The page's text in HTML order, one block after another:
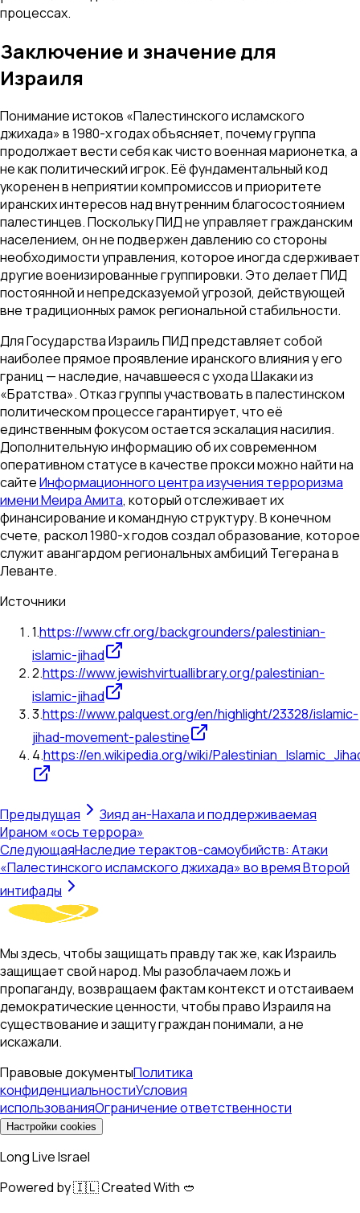
процессах.
Заключение и значение для
Израиля
Понимание истоков «Палестинского исламского
джихада» в 1980-х годах объясняет, почему группа
продолжает вести себя как чисто военная марионетка, а
не как политический игрок. Её фундаментальный код
укоренен в неприятии компромиссов и приоритете
иранских интересов над внутренним благосостоянием
палестинцев. Поскольку ПИД не управляет гражданским
населением, он не подвержен давлению со стороны
необходимости управления, которое иногда сдерживает
другие военизированные группировки. Это делает ПИД
постоянной и непредсказуемой угрозой, действующей
вне традиционных рамок региональной стабильности.
Для Государства Израиль ПИД представляет собой
наиболее прямое проявление иранского влияния у его
границ — наследие, начавшееся с ухода Шакаки из
«Братства». Отказ группы участвовать в палестинском
политическом процессе гарантирует, что её
единственным фокусом остается эскалация насилия.
Дополнительную информацию об их современном
оперативном статусе в качестве прокси можно найти на
сайтеИнформационного центра изучения терроризма
имени Меира Амита, который отслеживает их
финансирование и командную структуру. В конечном
счете, раскол 1980-х годов создал образование, которое
служит авангардом региональных амбиций Тегерана в
Леванте.
Источники
1.https://www.cfr.org/backgrounders/palestinian-
islamic-jihad
2.https://www.jewishvirtuallibrary.org/palestinian-
islamic-jihad
3.https://www.palquest.org/en/highlight/23328/islamic-
jihad-movement-palestine
4.https://en.wikipedia.org/wiki/
Предыдущая
Зияд ан-Нахала и поддерживаемая
Ираном «ось террора»
СледующаяНаследие терактов-самоубийств: Атаки
«Палестинского исламского джихада» во время Второй
интифады
Мы здесь, чтобы защищать правду так же, как Израиль
защищает свой народ. Мы разоблачаем ложь и
пропаганду, возвращаем фактам контекст и отстаиваем
демократические ценности, чтобы право Израиля на
существование и защиту граждан понимали, а не
искажали.
Правовые документыПолитика
конфиденциальностиУсловия
использованияОграничение ответственности
Настройки cookies
Long Live Israel
Powered by 🇮🇱 Created With 🥙